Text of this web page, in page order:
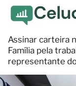
Assinar carteira
Família pela
representante